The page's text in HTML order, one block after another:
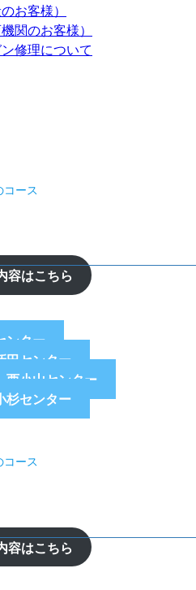
お客様）
関のお客様）
修理について
ース
容はこちら
ンター
田センター
西小山センター
杉センター
ース
容はこちら